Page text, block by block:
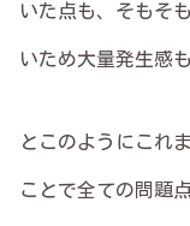
いた点も、そもそ
いため大量発生感
とこのようにこれ
ことで全ての問題